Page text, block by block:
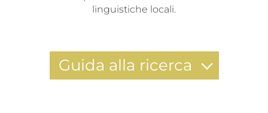
linguistiche locali.
Guida alla ricerca